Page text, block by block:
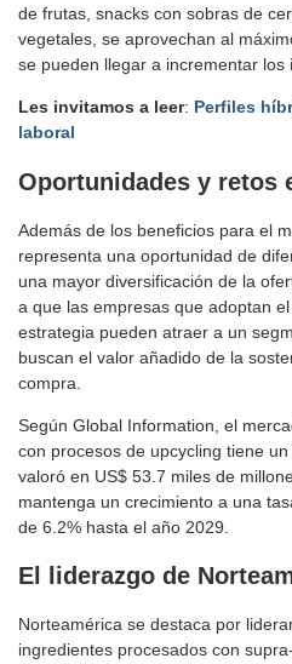
de frutas, snacks con sobras de
vegetales, se aprovechan al
se pueden llegar a incrementar los
Les invitamos a leer: Perfiles
laboral
Oportunidades y retos
Además de los beneficios para el
representa una oportunidad de
una mayor diversificación de la
a que las empresas que adoptan el
estrategia pueden atraer a un
buscan el valor añadido de la
compra.
Según Global Information, el
con procesos de upcycling tiene
valoró en US$ 53.7 miles de
mantenga un crecimiento a una
de 6.2% hasta el año 2029.
El liderazgo de
Norteamérica se destaca por
ingredientes procesados con